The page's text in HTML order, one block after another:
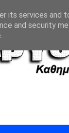
its services and
and security